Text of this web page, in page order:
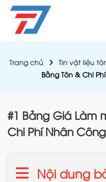
Trang chủ Tin vật liệu
Bằng Tôn & Chi
#1 Bảng Giá Làm
Chi Phí Nhân
Nội dung